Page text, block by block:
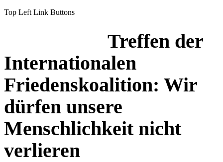
Top Left Link Buttons
Treffen der
Internationalen
Friedenskoalition: Wir
dürfen unsere
Menschlichkeit nicht
verlieren